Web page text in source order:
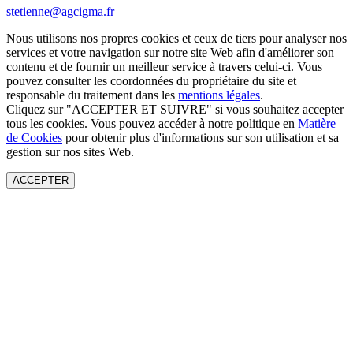
stetienne@agcigma.fr
Nous utilisons nos propres cookies et ceux de tiers pour analyser nos
services et votre navigation sur notre site Web afin d'améliorer son
contenu et de fournir un meilleur service à travers celui-ci. Vous
pouvez consulter les coordonnées du propriétaire du site et
responsable du traitement dans les mentions légales.
Cliquez sur "ACCEPTER ET SUIVRE" si vous souhaitez accepter
tous les cookies. Vous pouvez accéder à notre politique en Matière
de Cookies pour obtenir plus d'informations sur son utilisation et sa
gestion sur nos sites Web.
ACCEPTER